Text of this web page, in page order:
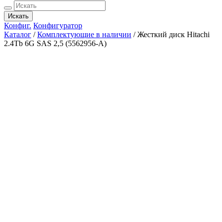
Искать
Конфиг. Конфигуратор
Каталог /Комплектующие в наличии /Жесткий диск Hitachi
2.4Tb 6G SAS 2,5 (5562956-A)